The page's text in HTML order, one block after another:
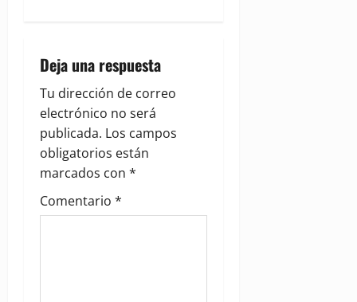
g
a
t
i
o
Deja una respuesta
Tu dirección de correo
electrónico no será
publicada. Los campos
obligatorios están
marcados con *
Comentario *